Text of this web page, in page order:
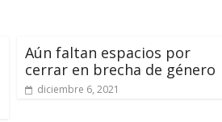
Aún faltan espacios por
cerrar en brecha de género
diciembre 6, 2021